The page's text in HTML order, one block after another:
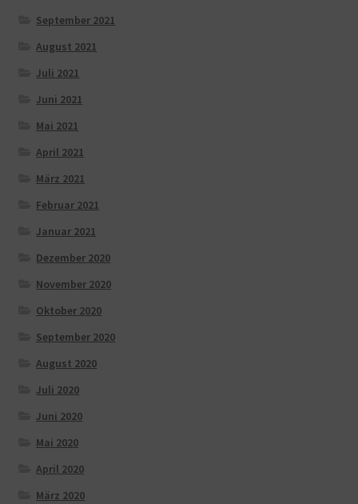
September 2021
August 2021
Juli 2021
Juni 2021
Mai 2021
April 2021
März 2021
Februar 2021
Januar 2021
Dezember 2020
November 2020
Oktober 2020
September 2020
August 2020
Juli 2020
Juni 2020
Mai 2020
April 2020
März 2020